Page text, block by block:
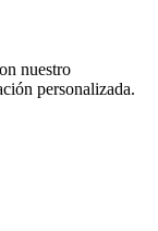
nuestro
personalizada.